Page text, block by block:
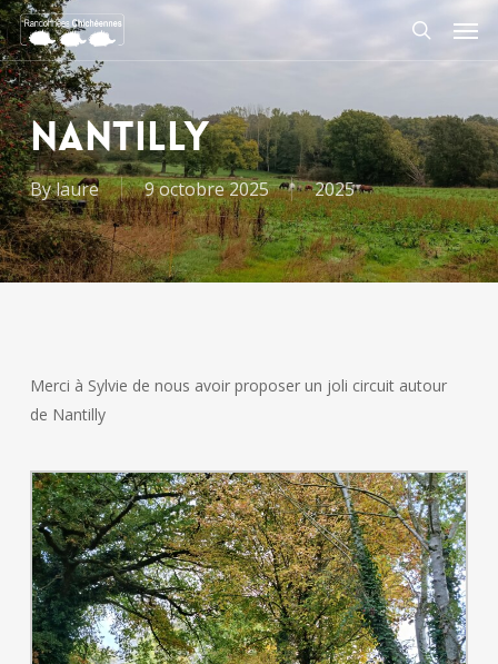
Skip
to
main
content
NANTILLY
Bylaure 9 octobre 2025 2025
Merci à Sylvie de nous avoir proposer un joli circuit autour
de Nantilly